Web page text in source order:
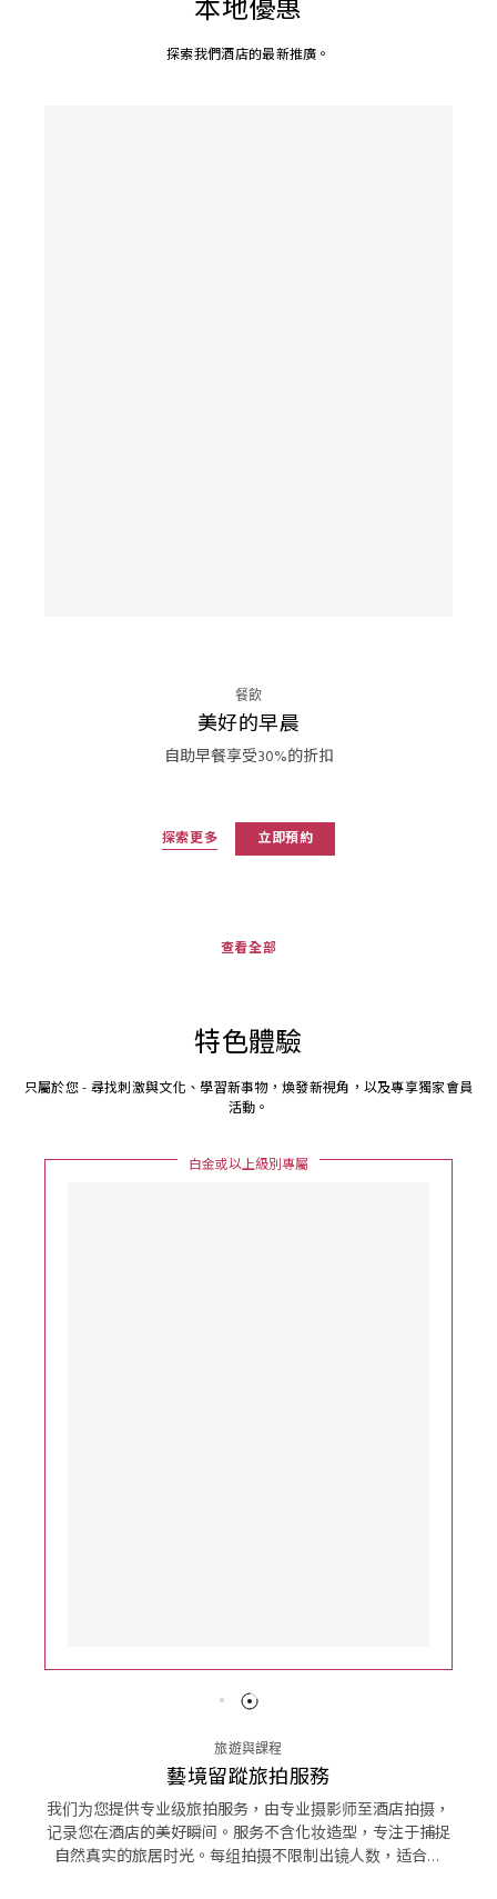
本地優惠
探索我們酒店的最新推廣。
餐飲
美好的早晨
自助早餐享受30%的折扣
探索更多 立即預約
查看全部
特色體驗
只屬於您 - 尋找刺激與文化、學習新事物，煥發新視角，以及專享獨家會員
活動。
白金或以上級別專屬
旅遊與課程
藝境留蹤旅拍服務
我们为您提供专业级旅拍服务，由专业摄影师至酒店拍摄，
记录您在酒店的美好瞬间。服务不含化妆造型，专注于捕捉
自然真实的旅居时光。每组拍摄不限制出镜人数，适合个